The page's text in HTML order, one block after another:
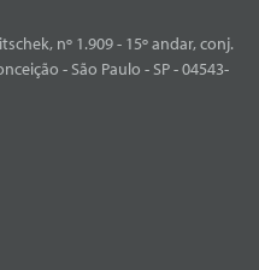
nº 1.909 - 15º andar, conj.
- São Paulo - SP - 04543-